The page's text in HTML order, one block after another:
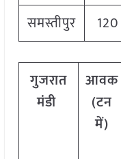
समस्तीपुर 120
गुजरात
मंडी
आवक
(टन
में)